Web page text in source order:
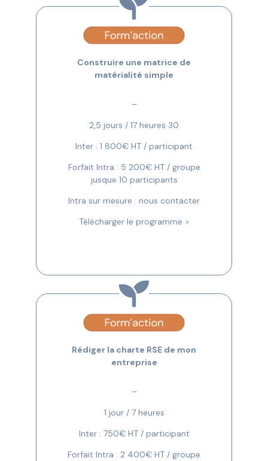
Construire une matrice de
matérialité simple
–
2,5 jours / 17 heures 30
Inter : 1 800€ HT / participant
Forfait Intra : 5 200€ HT / groupe
jusque 10 participants
Intra sur mesure : nous contacter
Télécharger le programme >
Rédiger la charte RSE de mon
entreprise
–
1 jour / 7 heures
Inter : 750€ HT / participant
Forfait Intra : 2 400€ HT / groupe